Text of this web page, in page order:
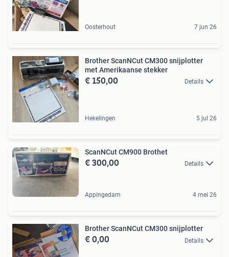
Oosterhout 7 jun 26
Brother ScanNCut CM300 snijplotter
met Amerikaanse stekker
€ 150,00 Details
Hekelingen 5 jul 26
ScanNCut CM900 Brothet
€ 300,00 Details
Appingedam 4 mei 26
Brother ScanNCut CM300 snijplotter
€ 0,00 Details